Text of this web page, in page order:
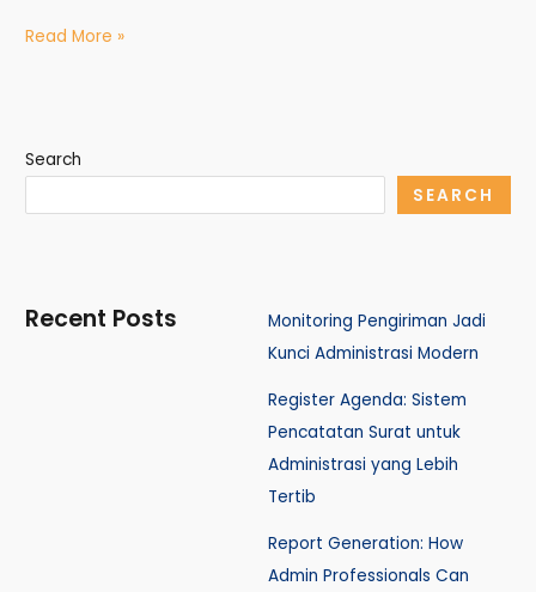
Read More »
Search
SEARCH
Recent Posts
Monitoring Pengiriman Jadi
Kunci Administrasi Modern
Register Agenda: Sistem
Pencatatan Surat untuk
Administrasi yang Lebih
Tertib
Report Generation: How
Admin Professionals Can